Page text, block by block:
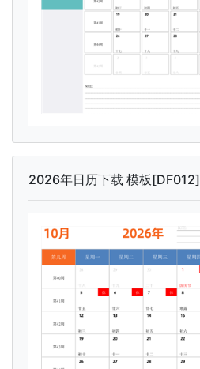
2026年日历下载 模板[DF012]